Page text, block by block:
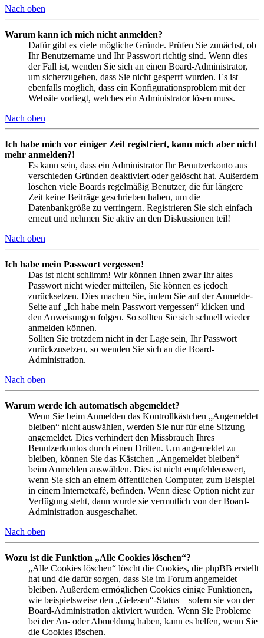
Nach oben
Warum kann ich mich nicht anmelden?
Dafür gibt es viele mögliche Gründe. Prüfen Sie zunächst, ob
Ihr Benutzername und Ihr Passwort richtig sind. Wenn dies
der Fall ist, wenden Sie sich an einen Board-Administrator,
um sicherzugehen, dass Sie nicht gesperrt wurden. Es ist
ebenfalls möglich, dass ein Konfigurationsproblem mit der
Website vorliegt, welches ein Administrator lösen muss.
Nach oben
Ich habe mich vor einiger Zeit registriert, kann mich aber nicht
mehr anmelden?!
Es kann sein, dass ein Administrator Ihr Benutzerkonto aus
verschieden Gründen deaktiviert oder gelöscht hat. Außerdem
löschen viele Boards regelmäßig Benutzer, die für längere
Zeit keine Beiträge geschrieben haben, um die
Datenbankgröße zu verringern. Registrieren Sie sich einfach
erneut und nehmen Sie aktiv an den Diskussionen teil!
Nach oben
Ich habe mein Passwort vergessen!
Das ist nicht schlimm! Wir können Ihnen zwar Ihr altes
Passwort nicht wieder mitteilen, Sie können es jedoch
zurücksetzen. Dies machen Sie, indem Sie auf der Anmelde-
Seite auf „Ich habe mein Passwort vergessen“ klicken und
den Anweisungen folgen. So sollten Sie sich schnell wieder
anmelden können.
Sollten Sie trotzdem nicht in der Lage sein, Ihr Passwort
zurückzusetzen, so wenden Sie sich an die Board-
Administration.
Nach oben
Warum werde ich automatisch abgemeldet?
Wenn Sie beim Anmelden das Kontrollkästchen „Angemeldet
bleiben“ nicht auswählen, werden Sie nur für eine Sitzung
angemeldet. Dies verhindert den Missbrauch Ihres
Benutzerkontos durch einen Dritten. Um angemeldet zu
bleiben, können Sie das Kästchen „Angemeldet bleiben“
beim Anmelden auswählen. Dies ist nicht empfehlenswert,
wenn Sie sich an einem öffentlichen Computer, zum Beispiel
in einem Internetcafé, befinden. Wenn diese Option nicht zur
Verfügung steht, dann wurde sie vermutlich von der Board-
Administration ausgeschaltet.
Nach oben
Wozu ist die Funktion „Alle Cookies löschen“?
„Alle Cookies löschen“ löscht die Cookies, die phpBB erstellt
hat und die dafür sorgen, dass Sie im Forum angemeldet
bleiben. Außerdem ermöglichen Cookies einige Funktionen,
wie beispielsweise den „Gelesen“-Status – sofern sie von der
Board-Administration aktiviert wurden. Wenn Sie Probleme
bei der An- oder Abmeldung haben, kann es helfen, wenn Sie
die Cookies löschen.